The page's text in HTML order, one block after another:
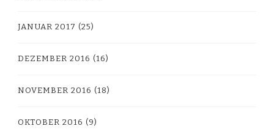
JANUAR 2017 (25)
DEZEMBER 2016 (16)
NOVEMBER 2016 (18)
OKTOBER 2016 (9)